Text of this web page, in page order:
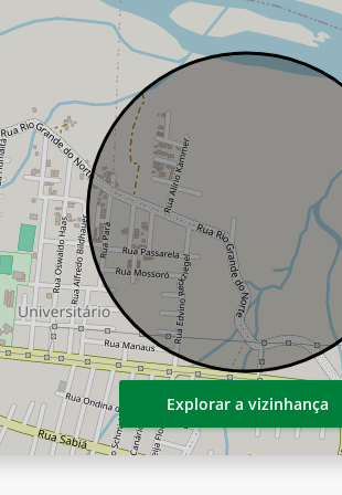
Explorar a vizinhança